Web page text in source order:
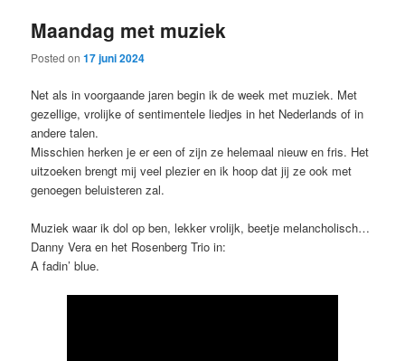
content
content
Maandag met muziek
Posted on17 juni 2024
Net als in voorgaande jaren begin ik de week met muziek. Met
gezellige, vrolijke of sentimentele liedjes in het Nederlands of in
andere talen.
Misschien herken je er een of zijn ze helemaal nieuw en fris. Het
uitzoeken brengt mij veel plezier en ik hoop dat jij ze ook met
genoegen beluisteren zal.
Muziek waar ik dol op ben, lekker vrolijk, beetje melancholisch…
Danny Vera en het Rosenberg Trio in:
A fadin’ blue.